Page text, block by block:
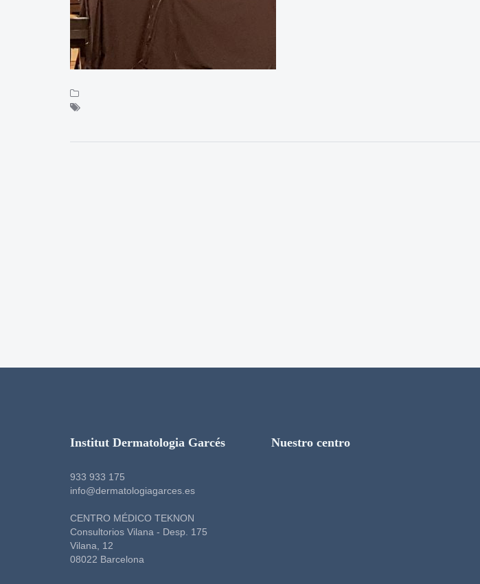
Institut Dermatologia Garcés
933 933 175
info@dermatologiagarces.es
CENTRO MÉDICO TEKNON
Consultorios Vilana - Desp. 175
Vilana, 12
08022 Barcelona
Nuestro centro